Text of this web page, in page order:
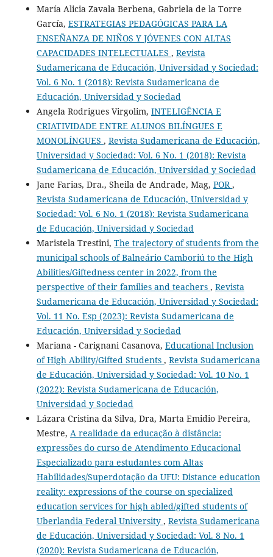
María Alicia Zavala Berbena, Gabriela de la Torre
García, ESTRATEGIAS PEDAGÓGICAS PARA LA
ENSEÑANZA DE NIÑOS Y JÓVENES CON ALTAS
CAPACIDADES INTELECTUALES , Revista
Sudamericana de Educación, Universidad y Sociedad:
Vol. 6 No. 1 (2018): Revista Sudamericana de
Educación, Universidad y Sociedad
Angela Rodrigues Virgolim, INTELIGÊNCIA E
CRIATIVIDADE ENTRE ALUNOS BILÍNGUES E
MONOLÍNGUES , Revista Sudamericana de Educación,
Universidad y Sociedad: Vol. 6 No. 1 (2018): Revista
Sudamericana de Educación, Universidad y Sociedad
Jane Farias, Dra., Sheila de Andrade, Mag, POR,
Revista Sudamericana de Educación, Universidad y
Sociedad: Vol. 6 No. 1 (2018): Revista Sudamericana
de Educación, Universidad y Sociedad
Maristela Trestini, The trajectory of students from the
municipal schools of Balneário Camboriú to the High
Abilities/Giftedness center in 2022, from the
perspective of their families and teachers , Revista
Sudamericana de Educación, Universidad y Sociedad:
Vol. 11 No. Esp (2023): Revista Sudamericana de
Educación, Universidad y Sociedad
Mariana - Carignani Casanova, Educational Inclusion
of High Ability/Gifted Students , Revista Sudamericana
de Educación, Universidad y Sociedad: Vol. 10 No. 1
(2022): Revista Sudamericana de Educación,
Universidad y Sociedad
Lázara Cristina da Silva, Dra, Marta Emidio Pereira,
Mestre, A realidade da educação à distância:
expressões do curso de Atendimento Educacional
Especializado para estudantes com Altas
Habilidades/Superdotação da UFU: Distance education
reality: expressions of the course on specialized
education services for high abled/gifted students of
Uberlandia Federal University , Revista Sudamericana
de Educación, Universidad y Sociedad: Vol. 8 No. 1
(2020): Revista Sudamericana de Educación,